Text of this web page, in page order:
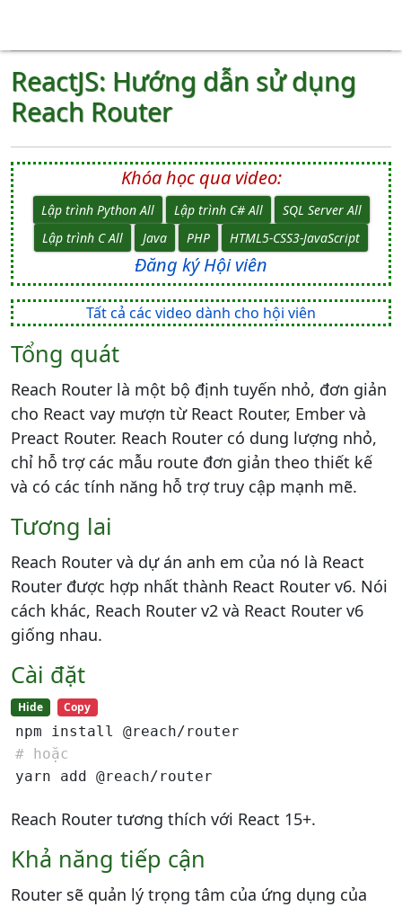
ReactJS: Hướng dẫn sử dụng
Reach Router
Khóa học qua video:
Lập trình Python All Lập trình C# All
SQL Server All
Lập trình C All
Java PHP HTML5-CSS3-JavaScript
Đăng ký Hội viên
Tất cả các video dành cho hội viên
Tổng quát
Reach Router là một bộ định tuyến nhỏ, đơn giản
cho React vay mượn từ React Router, Ember và
Preact Router. Reach Router có dung lượng nhỏ,
chỉ hỗ trợ các mẫu route đơn giản theo thiết kế
và có các tính năng hỗ trợ truy cập mạnh mẽ.
Tương lai
Reach Router và dự án anh em của nó là React
Router được hợp nhất thành React Router v6. Nói
cách khác, Reach Router v2 và React Router v6
giống nhau.
Cài đặt
Hide Copy
# hoặc
Reach Router tương thích với React 15+.
Khả năng tiếp cận
Router sẽ quản lý trọng tâm của ứng dụng của